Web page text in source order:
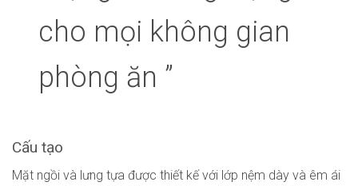
cho mọi không gian
phòng ăn ”
Cấu tạo
Mặt ngồi và lưng tựa được thiết kế với lớp nệm dày và êm ái